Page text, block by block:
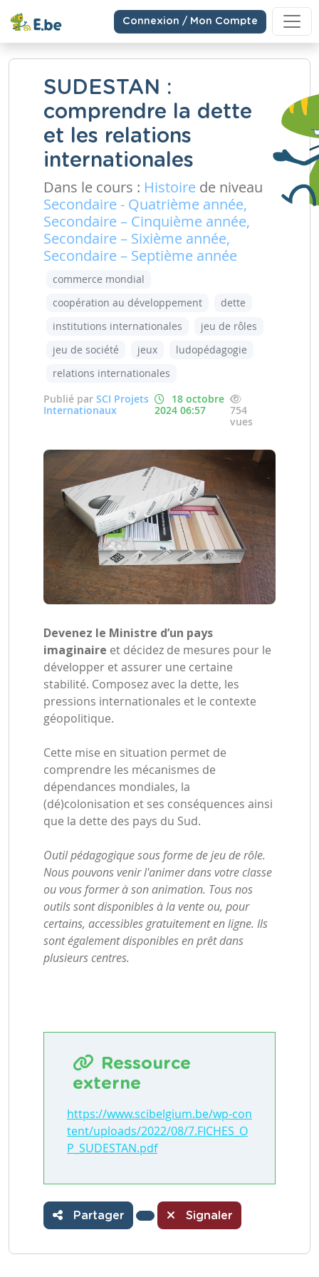
Connexion / Mon Compte
SUDESTAN :
comprendre la dette
et les relations
internationales
Dans le cours : Histoire de niveau
Secondaire - Quatrième année,
Secondaire – Cinquième année,
Secondaire – Sixième année,
Secondaire – Septième année
commerce mondial
coopération au développement
dette
institutions internationales
jeu de rôles
jeu de société
jeux
ludopédagogie
relations internationales
Publié par SCI Projets
Internationaux
18 octobre
2024 06:57
754
vues
Devenez le Ministre d’un pays
imaginaire et décidez de mesures pour le
développer et assurer une certaine
stabilité. Composez avec la dette, les
pressions internationales et le contexte
géopolitique.
Cette mise en situation permet de
comprendre les mécanismes de
dépendances mondiales, la
(dé)colonisation et ses conséquences ainsi
que la dette des pays du Sud.
Outil pédagogique sous forme de jeu de rôle.
Nous pouvons venir l'animer dans votre classe
ou vous former à son animation. Tous nos
outils sont disponibles à la vente ou, pour
certains, accessibles gratuitement en ligne. Ils
sont également disponibles en prêt dans
plusieurs centres.
Ressource
externe
https://www.scibelgium.be/wp-con
tent/uploads/2022/08/7.FICHES_O
P_SUDESTAN.pdf
Partager Signaler